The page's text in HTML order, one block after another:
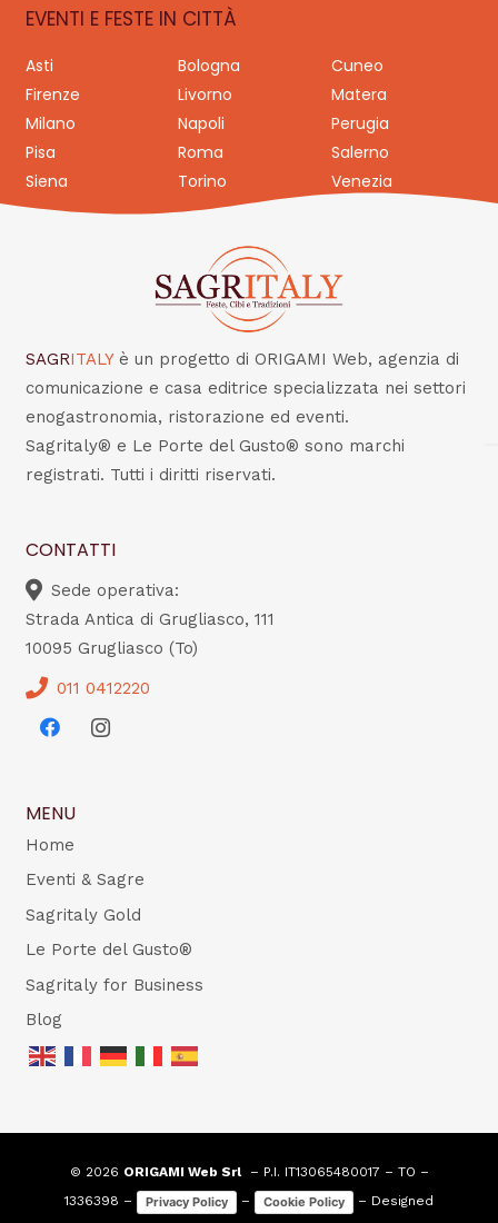
EVENTI E FESTE IN CITTÀ
Asti Bologna
Cuneo
Firenze
Livorno
Matera
Milano
Napoli
Perugia
Pisa
Roma
Salerno
Siena
Torino Venezia
SAGRITALY è un progetto di ORIGAMI Web, agenzia di
comunicazione e casa editrice specializzata nei settori
enogastronomia, ristorazione ed eventi.
Sagritaly® e Le Porte del Gusto® sono marchi
registrati. Tutti i diritti riservati.
CONTATTI
Sede operativa:
Strada Antica di Grugliasco, 111
10095 Grugliasco (To)
011 0412220
MENU
Home
Eventi & Sagre
Sagritaly Gold
Le Porte del Gusto®
Sagritaly for Business
Blog
© 2026 ORIGAMI Web Srl– P.I. IT13065480017 – TO –
1336398 –
Privacy Policy – Cookie Policy
– Designed